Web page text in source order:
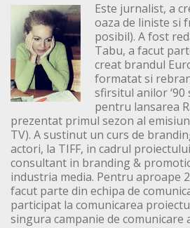
Este jurnalist, a
oaza de liniste si
posibil). A fost
Tabu, a facut
creat brandul
formatat si
sfirsitul anilor
pentru lansarea
prezentat primul sezon al
TV). A sustinut un curs de
actori, la TIFF, in cadrul
consultant in branding &
industria media. Pentru aproape
facut parte din echipa de
participat la comunicarea
singura campanie de